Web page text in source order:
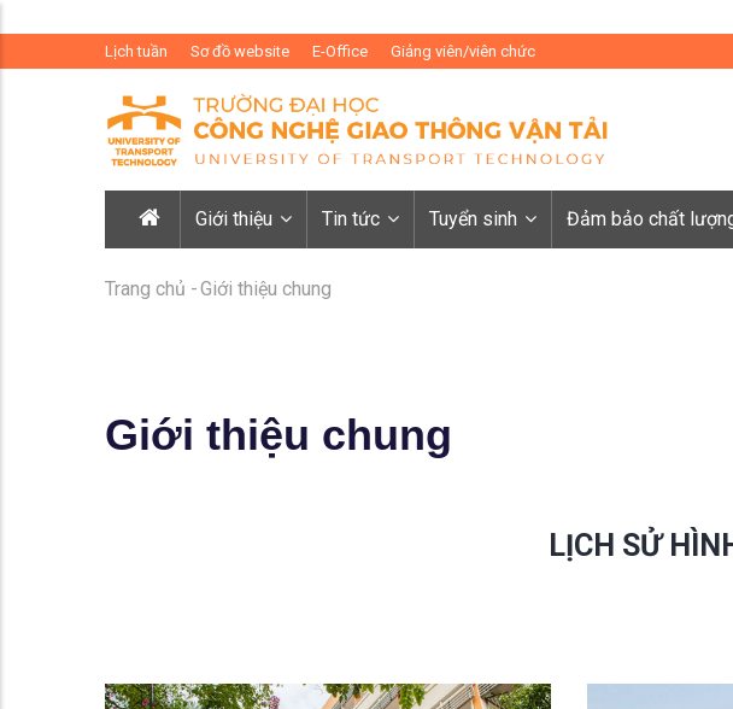
Lịch tuần Sơ đồ website E-Office Giảng viên/viên chức
Giới thiệu Tin tức Tuyển sinh Đảm bảo chất
Trang chủ -Giới thiệu chung
Giới thiệu chung
LỊCH SỬ